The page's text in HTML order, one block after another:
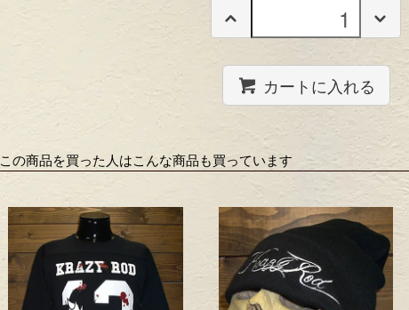
カートに入れる
この商品を買った人はこんな商品も買っています